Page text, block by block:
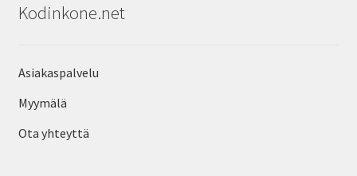
Kodinkone.net
Asiakaspalvelu
Myymälä
Ota yhteyttä